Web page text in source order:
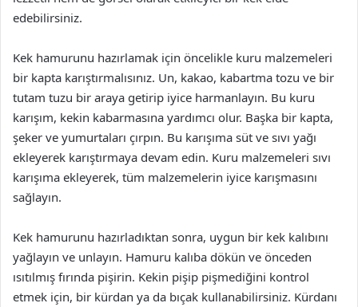
edebilirsiniz.
Kek hamurunu hazırlamak için öncelikle kuru malzemeleri
bir kapta karıştırmalısınız. Un, kakao, kabartma tozu ve bir
tutam tuzu bir araya getirip iyice harmanlayın. Bu kuru
karışım, kekin kabarmasına yardımcı olur. Başka bir kapta,
şeker ve yumurtaları çırpın. Bu karışıma süt ve sıvı yağı
ekleyerek karıştırmaya devam edin. Kuru malzemeleri sıvı
karışıma ekleyerek, tüm malzemelerin iyice karışmasını
sağlayın.
Kek hamurunu hazırladıktan sonra, uygun bir kek kalıbını
yağlayın ve unlayın. Hamuru kalıba dökün ve önceden
ısıtılmış fırında pişirin. Kekin pişip pişmediğini kontrol
etmek için, bir kürdan ya da bıçak kullanabilirsiniz. Kürdanı